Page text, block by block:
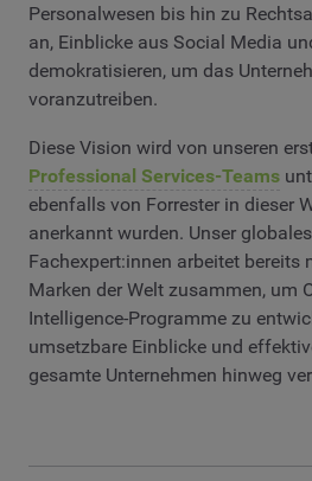
Personalwesen bis hin zu
an, Einblicke aus Social Media
demokratisieren, um das
voranzutreiben.
Diese Vision wird von unseren
Professional Services-Teams
ebenfalls von Forrester in dieser
anerkannt wurden. Unser
Fachexpert:innen arbeitet bereits
Marken der Welt zusammen, um
Intelligence-Programme zu
umsetzbare Einblicke und
gesamte Unternehmen hinweg